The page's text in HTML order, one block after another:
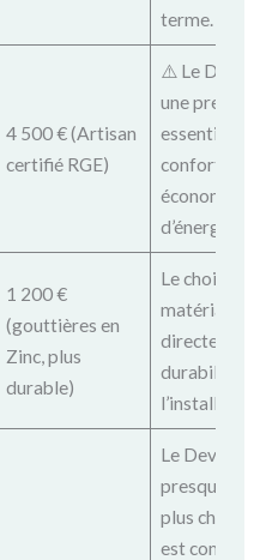
terme.
4 500 € (Artisan
certifié RGE)
⚠️ Le
une
essentielle
confort et
économies
d’énergie.
1 200 €
(gouttières en
Zinc, plus
durable)
Le choix du
matériau
durabilité
Le Devis B
presque
plus cher,
est